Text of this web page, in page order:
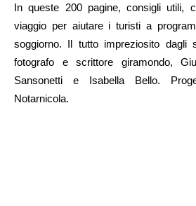
In queste 200 pagine, consigli utili,
viaggio per aiutare i turisti a
soggiorno. Il tutto impreziosito dagli
fotografo e scrittore giramondo,
Sansonetti e Isabella Bello.
Notarnicola.